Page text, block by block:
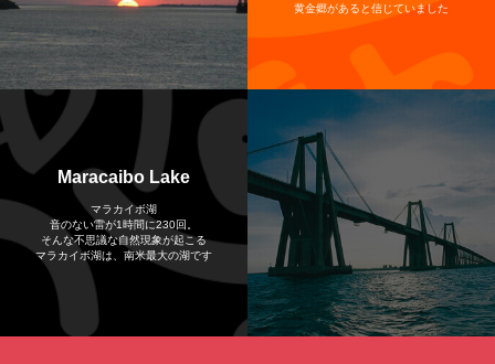
黄金郷があると信じていました
Maracaibo Lake
マラカイボ湖
音のない雷が1時間に230回。
そんな不思議な自然現象が起こる
マラカイボ湖は、南米最大の湖です